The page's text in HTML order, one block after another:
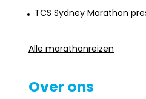
TCS Sydney Marathon
Alle marathonreizen
Over ons